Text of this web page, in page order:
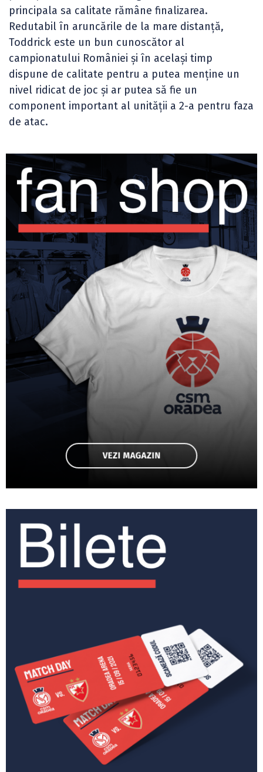
principala sa calitate rămâne finalizarea.
Redutabil în aruncările de la mare distanță,
Toddrick este un bun cunoscător al
campionatului României și în același timp
dispune de calitate pentru a putea menține un
nivel ridicat de joc și ar putea să fie un
component important al unității a 2-a pentru faza
de atac.